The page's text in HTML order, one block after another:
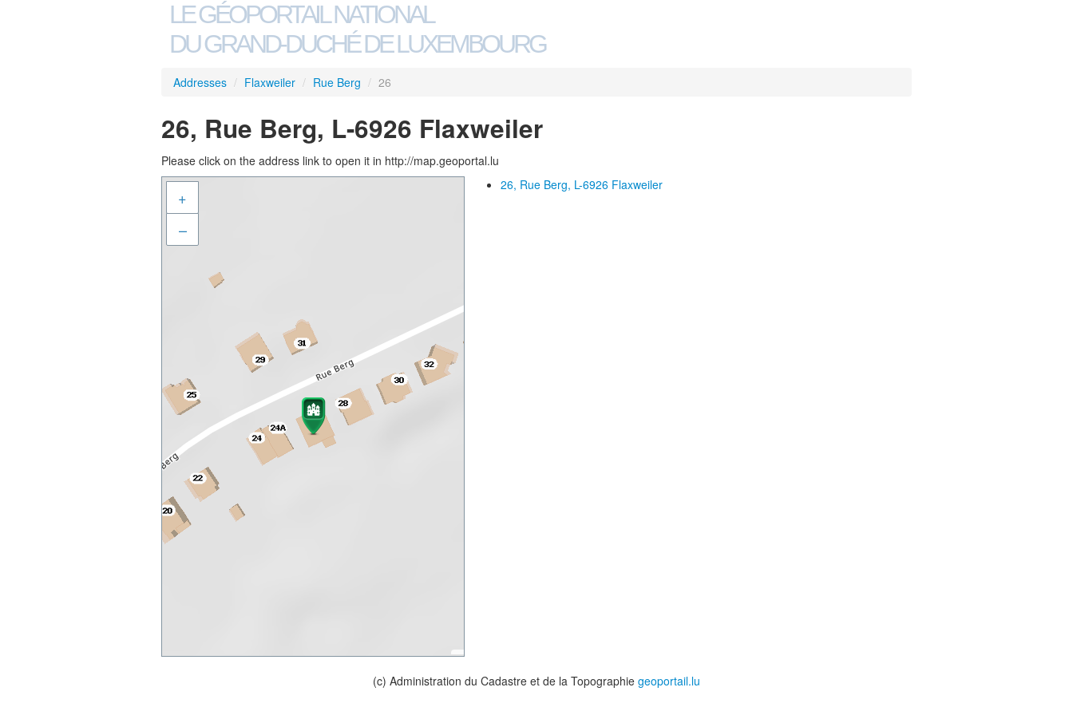
LE GÉOPORTAIL NATIONAL
DU GRAND-DUCHÉ DE LUXEMBOURG
Addresses / Flaxweiler / Rue Berg / 26
26, Rue Berg, L-6926 Flaxweiler
Please click on the address link to open it in http://map.geoportal.lu
+
–
26, Rue Berg, L-6926 Flaxweiler
(c) Administration du Cadastre et de la Topographie geoportail.lu